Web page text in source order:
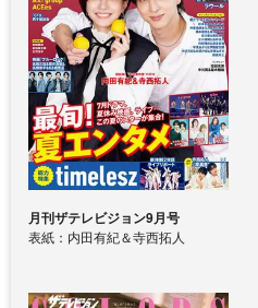
月刊ザテレビジョン9月号
表紙：内田有紀＆寺西拓人